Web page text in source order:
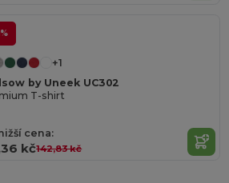
+1
by Uneek UC302
T-shirt
cena:
kč142,83 kč